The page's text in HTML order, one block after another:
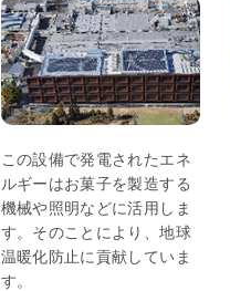
この設備で発電されたエネ
ルギーはお菓子を製造する
機械や照明などに活用しま
す。そのことにより、地球
温暖化防止に貢献していま
す。